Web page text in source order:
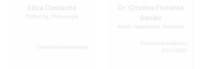
Eliza Costache
Psiholog, Psihologie
Dr. Cristina Florenta
Sandu
Medic Specialist, Geriatrie